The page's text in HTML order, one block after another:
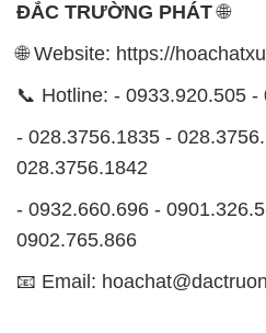
ĐẮC TRƯỜNG PHÁT🌐
🌐 Website: https://
📞 Hotline: - 0933.920.505 -
- 028.3756.1835 -
028.3756.1842
- 0932.660.696 -
0902.765.866
📧 Email: